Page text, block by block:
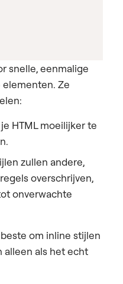
snelle, eenmalige
Ze
HTML moeilijker te
zullen andere,
overschrijven,
onverwachte
om inline stijlen
alleen als het echt